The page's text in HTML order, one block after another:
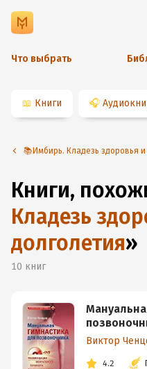
Что выбрать
📖 Книги 🎧
📚Имбирь. Кладезь здоровья
Книги,
Кладезь
долголетия»
10 книг
Виктор
4.2